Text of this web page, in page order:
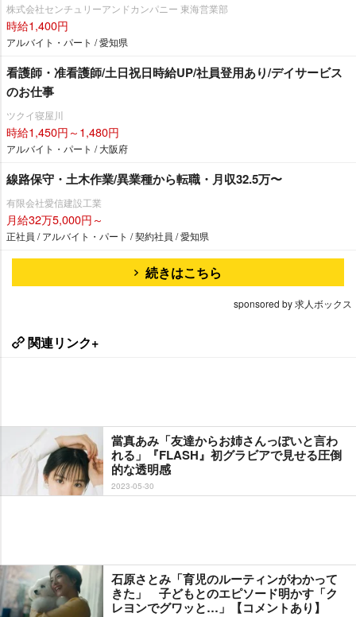
株式会社センチュリーアンドカンパニー 東海営業部
時給1,400円
アルバイト・パート / 愛知県
看護師・准看護師/土日祝日時給UP/社員登用あり/デイサービス
のお仕事
ツクイ寝屋川
時給1,450円～1,480円
アルバイト・パート / 大阪府
線路保守・土木作業/異業種から転職・月収32.5万〜
有限会社愛信建設工業
月給32万5,000円～
正社員 / アルバイト・パート / 契約社員 / 愛知県
続きはこちら
sponsored by 求人ボックス
関連リンク+
當真あみ「友達からお姉さんっぽいと言わ
れる」『FLASH』初グラビアで見せる圧倒
的な透明感
2023-05-30
石原さとみ「育児のルーティンがわかって
きた」 子どもとのエピソード明かす「ク
レヨンでグワッと…」【コメントあり】